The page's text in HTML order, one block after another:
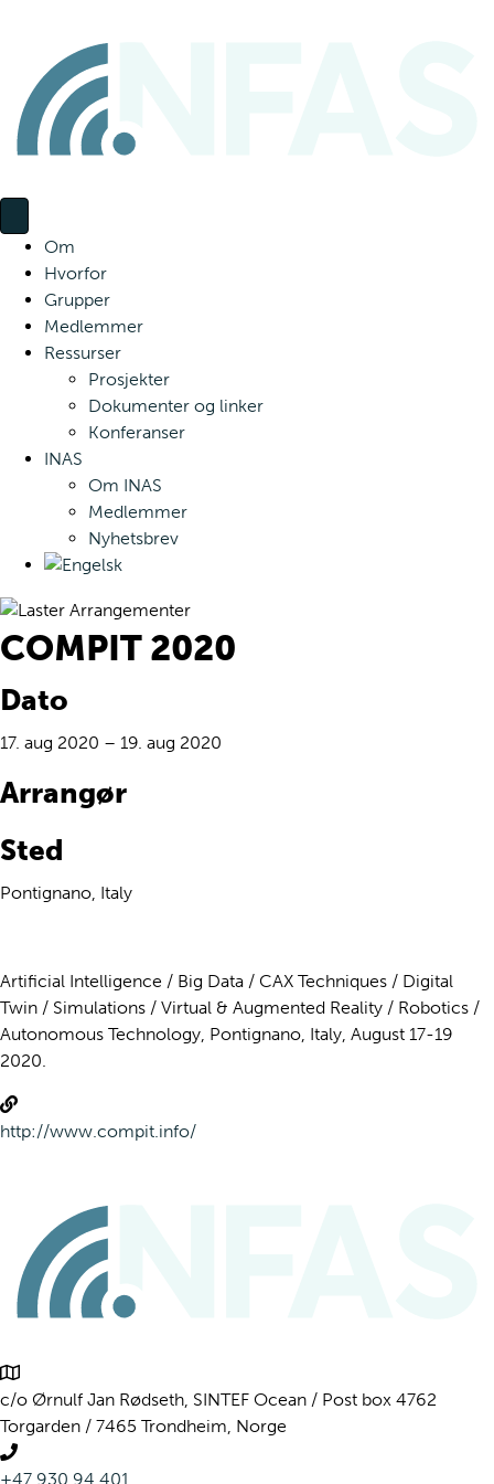
Om
Hvorfor
Grupper
Medlemmer
Ressurser
Prosjekter
Dokumenter og linker
Konferanser
INAS
Om INAS
Medlemmer
Nyhetsbrev
COMPIT 2020
Dato
17. aug 2020 – 19. aug 2020
Arrangør
Sted
Pontignano, Italy
Artificial Intelligence / Big Data / CAX Techniques / Digital
Twin / Simulations / Virtual & Augmented Reality / Robotics /
Autonomous Technology, Pontignano, Italy, August 17-19
2020.
http://www.compit.info/
c/o Ørnulf Jan Rødseth, SINTEF Ocean / Post box 4762
Torgarden / 7465 Trondheim, Norge
+47 930 94 401